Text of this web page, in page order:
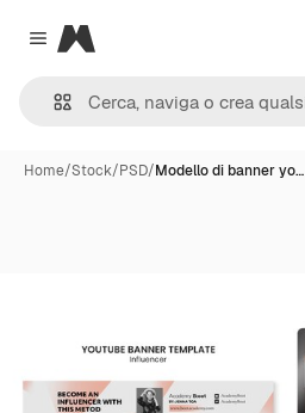
Close menu
Magnific
Home/Stock/PSD/Modello di banner yo…